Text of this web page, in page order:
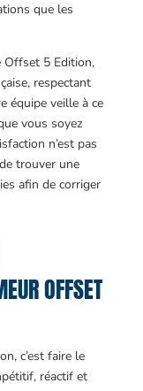
que les
Offset 5 Edition,
respectant
équipe veille à ce
vous soyez
n’est pas
trouver une
afin de corriger
OFFSET
c’est faire le
réactif et